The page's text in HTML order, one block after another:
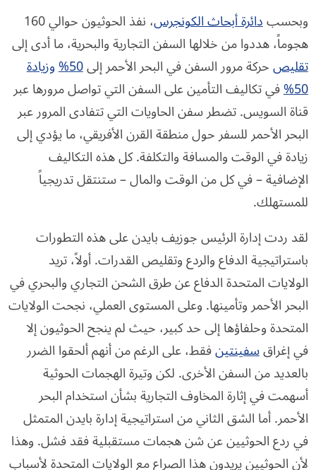
وبحسبدائرة أبحاث الكونجرس
، نفذ الحوثيون حوالي 160
هجوماً، هددوا من خلالها السفن التجارية والبحرية، ما أدى إلى
تقليصحركة مرور السفن في البحر الأحمر إلى50% وزيادة
50% في تكاليف التأمين على السفن التي تواصل مرورها عبر
قناة السويس. تضطر سفن الحاويات التي تتفادى المرور عبر
البحر الأحمر للسفر حول منطقة القرن الأفريقي، ما يؤدي إلى
زيادة في الوقت والمسافة والتكلفة. كل هذه التكاليف
الإضافية – في كل من الوقت والمال – ستنتقل تدريجياً
للمستهلك.
لقد ردت إدارة الرئيس جوزيف بايدن على هذه التطورات
باستراتيجية الدفاع والردع وتقليص القدرات. أولاً، تريد
الولايات المتحدة الدفاع عن طرق الشحن التجاري والبحري في
البحر الأحمر وتأمينها. وعلى المستوى العملي، نجحت الولايات
المتحدة وحلفاؤها إلى حد كبير، حيث لم ينجح الحوثيون إلا
في إغراقسفينتينفقط، على الرغم من أنهم ألحقوا الضرر
بالعديد من السفن الأخرى. لكن وتيرة الهجمات الحوثية
أسهمت في إثارة المخاوف التجارية بشأن استخدام البحر
الأحمر. أما الشق الثاني من استراتيجية إدارة بايدن المتمثل
في ردع الحوثيين عن شن هجمات مستقبلية فقد فشل. وهذا
لأن الحوثيين يريدون هذا الصراع مع الولايات المتحدة لأسباب